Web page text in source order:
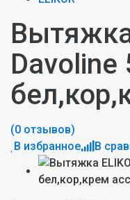
(0 отзывов)
В избранное
В